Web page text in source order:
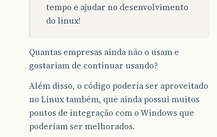
tempo e ajudar no desenvolvimento
do linux!
Quantas empresas ainda não o usam e
gostariam de continuar usando?
Além disso, o código poderia ser aproveitado
no Linux também, que ainda possui muitos
pontos de integração com o Windows que
poderiam ser melhorados.